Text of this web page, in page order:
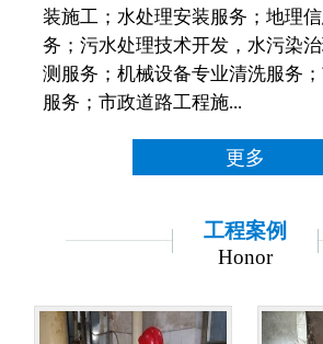
装施工；水处理安装服务；地理
务；污水处理技术开发，水污染
测服务；机械设备专业清洗服务
服务；市政道路工程施...
更多
工程案例
Honor